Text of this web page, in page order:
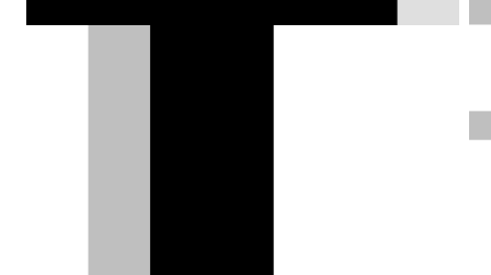
μόλις απαθανατίστηκε. Ένα μοντέλο